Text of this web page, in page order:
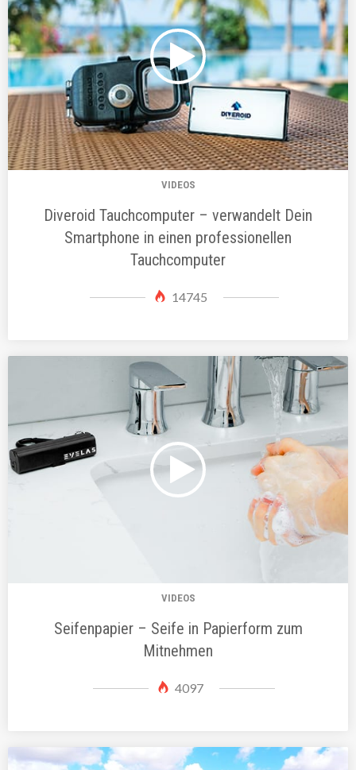
VIDEOS
Diveroid Tauchcomputer – verwandelt Dein
Smartphone in einen professionellen
Tauchcomputer
14745
VIDEOS
Seifenpapier – Seife in Papierform zum
Mitnehmen
4097